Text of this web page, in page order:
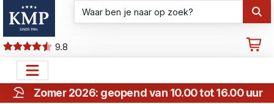
9.8
Zomer 2026: geopend van 10.00 tot 16.00 uur